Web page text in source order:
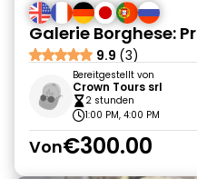
Galerie Borghese:
9.9 (3)
Bereitgestellt von
Crown Tours srl
2 stunden
1:00 PM, 4:00 PM
Von€300.00